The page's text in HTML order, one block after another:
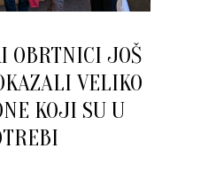
OBRTNICI JOŠ
VELIKO
KOJI SU U